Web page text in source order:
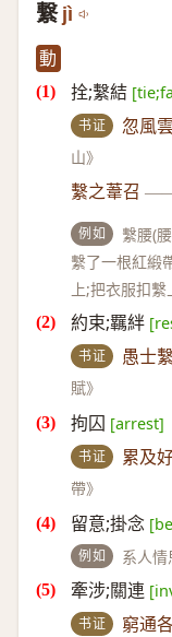
繋 jì
動
拴;繫結
书证 忽風
山》
繫之葦召
例如
繫腰(
繫了一根紅緞
上;把衣服扣繫
約束;羈絆
书证 愚士
賦》
拘囚 [arrest]
书证 累及
帶》
留意;掛念
例如 系人情
牽涉;關連
书证 窮通